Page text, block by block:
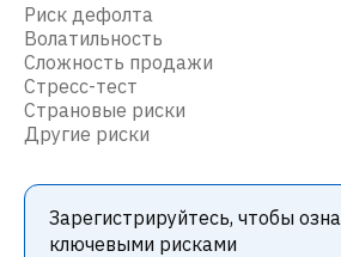
Риск дефолта
Волатильность
Сложность продажи
Стресс-тест
Страновые риски
Другие риски
Зарегистрируйтесь, чтобы
ключевыми рисками